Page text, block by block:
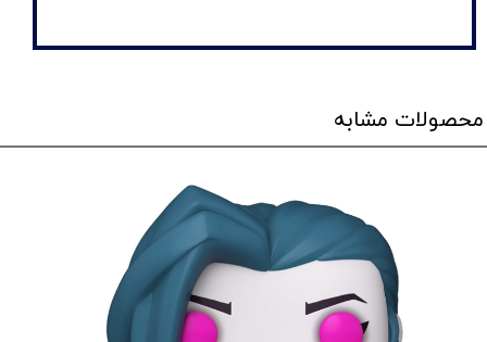
محصولات مشابه